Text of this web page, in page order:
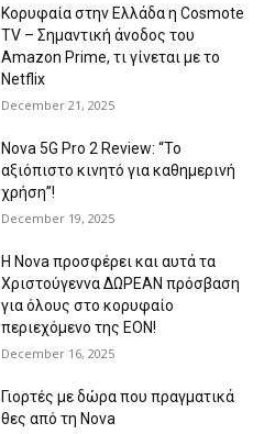
Κορυφαία στην Ελλάδα η Cosmote
TV – Σημαντική άνοδος του
Amazon Prime, τι γίνεται με το
Netflix
December 21, 2025
Nova 5G Pro 2 Review: “Το
αξιόπιστο κινητό για καθημερινή
χρήση”!
December 19, 2025
Η Nova προσφέρει και αυτά τα
Χριστούγεννα ΔΩΡΕΑΝ πρόσβαση
για όλους στο κορυφαίο
περιεχόμενο της EON!
December 16, 2025
Γιορτές με δώρα που πραγματικά
θες από τη Nova